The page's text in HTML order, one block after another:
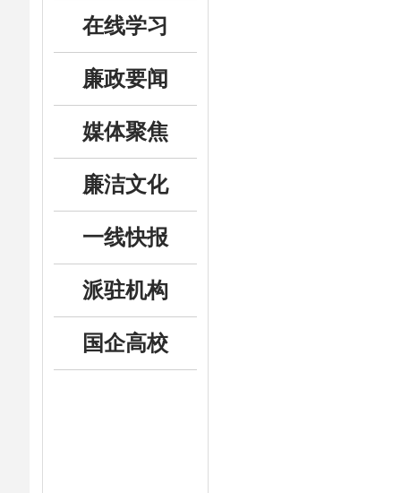
在线学习
廉政要闻
媒体聚焦
廉洁文化
一线快报
派驻机构
国企高校